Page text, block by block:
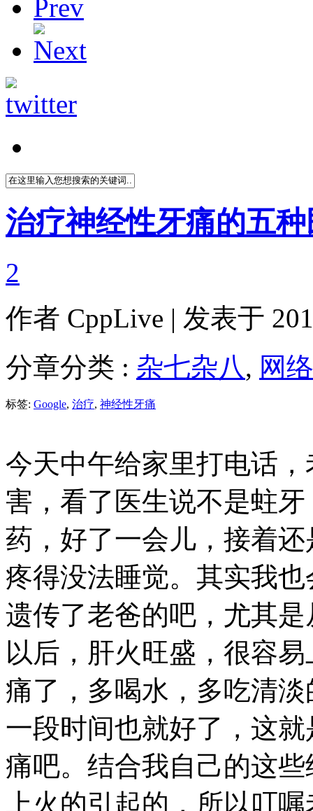
治疗神经性牙痛的五
2
作者 CppLive | 发表于
分章分类 : 杂七杂八, 网络
标签: Google, 治疗, 神经性牙痛
今天中午给家里打电话
害，看了医生说不是蛀
药，好了一会儿，接着
疼得没法睡觉。其实我
遗传了老爸的吧，尤其
以后，肝火旺盛，很容
痛了，多喝水，多吃清
一段时间也就好了，这
痛吧。结合我自己的这
上火的引起的，所以叮